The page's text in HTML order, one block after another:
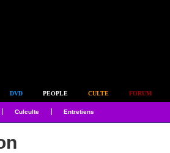
DVD PEOPLE CULTE FORUM
Culculte Entretiens